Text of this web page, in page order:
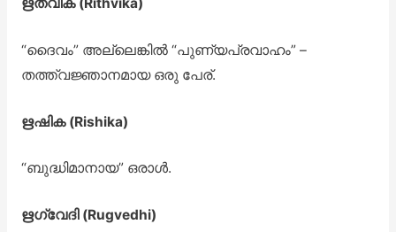
“ദൈവം” അല്ലെങ്കിൽ “പുണ്യപ്രവാഹം” –
തത്ത്വജ്ഞാനമായ ഒരു പേര്.
ഋഷിക (Rishika)
“ബുദ്ധിമാനായ” ഒരാൾ.
ഋഗ്വേദി (Rugvedhi)